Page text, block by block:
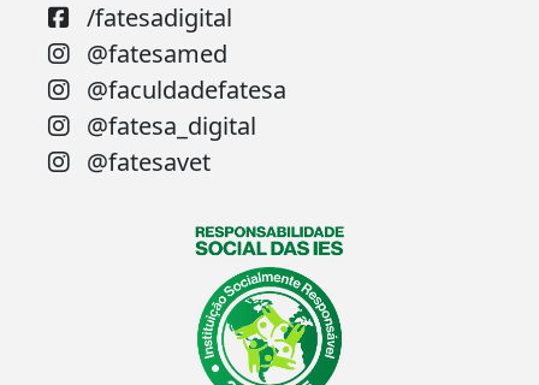
/fatesadigital
@fatesamed
@faculdadefatesa
@fatesa_digital
@fatesavet